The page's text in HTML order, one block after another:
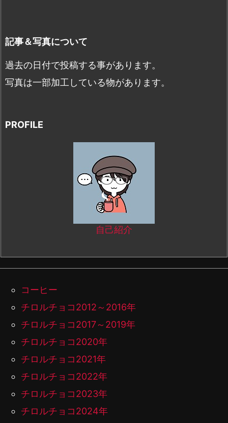
記事＆写真について
過去の日付で投稿する事があります。
写真は一部加工している物があります。
PROFILE
自己紹介
コーヒー
チロルチョコ2012～2016年
チロルチョコ2017～2019年
チロルチョコ2020年
チロルチョコ2021年
チロルチョコ2022年
チロルチョコ2023年
チロルチョコ2024年